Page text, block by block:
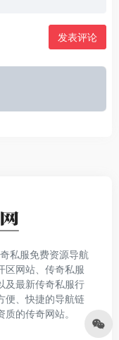
发表评论
私服免费资源导航
区网站、传奇私服
及最新传奇私服行
便、快捷的导航链
的传奇网站。